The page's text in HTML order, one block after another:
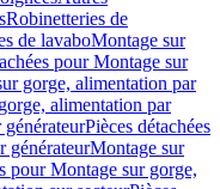
Robinetteries de
de lavaboMontage sur
pour Montage sur
gorge, alimentation par
alimentation par
Pièces détachées
générateurMontage sur
pour Montage sur gorge,